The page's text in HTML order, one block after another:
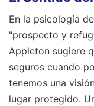
En la psicología
"prospecto y
Appleton sugiere
seguros cuando
tenemos una
lugar protegido.